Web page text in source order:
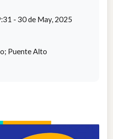
- 30 de May, 2025
Puente Alto